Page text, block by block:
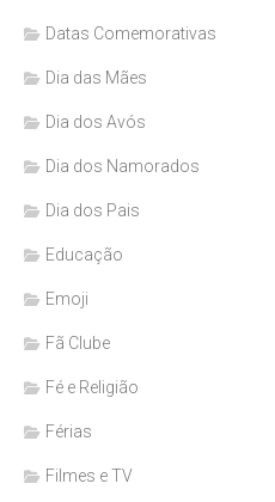
Datas Comemorativas
Dia das Mães
Dia dos Avós
Dia dos Namorados
Dia dos Pais
Educação
Emoji
Fã Clube
Fé e Religião
Férias
Filmes e TV